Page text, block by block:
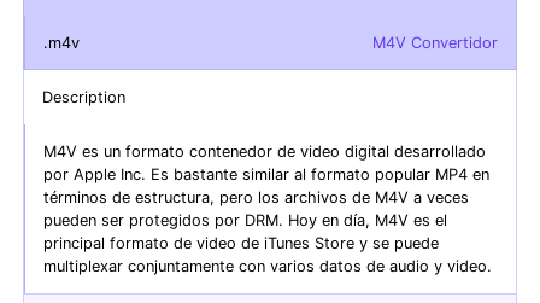
.m4v M4V Convertidor
Description
M4V es un formato contenedor de video digital desarrollado
por Apple Inc. Es bastante similar al formato popular MP4 en
términos de estructura, pero los archivos de M4V a veces
pueden ser protegidos por DRM. Hoy en día, M4V es el
principal formato de video de iTunes Store y se puede
multiplexar conjuntamente con varios datos de audio y video.